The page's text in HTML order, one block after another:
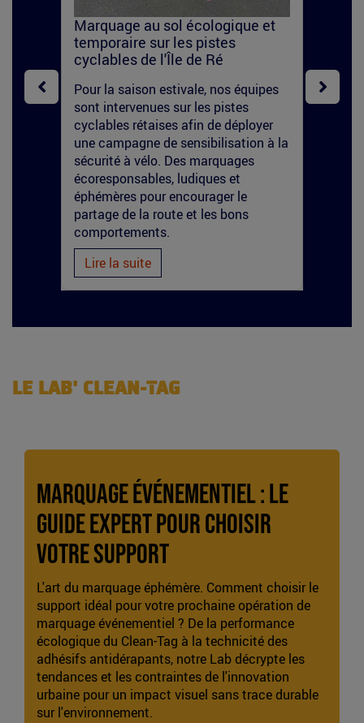
une
piste
cyclable
Marquage au sol écologique et
temporaire sur les pistes
cyclables de l'Île de Ré
Pour la saison estivale, nos équipes
sont intervenues sur les pistes
cyclables rétaises afin de déployer
une campagne de sensibilisation à la
sécurité à vélo. Des marquages
écoresponsables, ludiques et
éphémères pour encourager le
partage de la route et les bons
comportements.
Lire la suite
LE LAB' CLEAN-TAG
Marquage événementiel : le
guide expert pour choisir
votre support
L'art du marquage éphémère. Comment choisir le
support idéal pour votre prochaine opération de
marquage événementiel ? De la performance
écologique du Clean-Tag à la technicité des
adhésifs antidérapants, notre Lab décrypte les
tendances et les contraintes de l'innovation
urbaine pour un impact visuel sans trace durable
sur l'environnement.